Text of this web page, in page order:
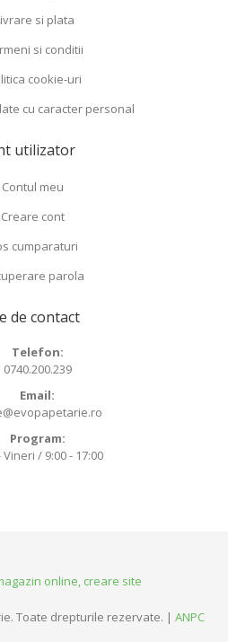
si plata
si conditii
cookie-uri
cu caracter personal
utilizator
Contul meu
Creare cont
cumparaturi
parola
de contact
Telefon:
0740.200.239
Email:
Program:
Vineri / 9:00 - 17:00
Toate drepturile rezervate. | ANPC